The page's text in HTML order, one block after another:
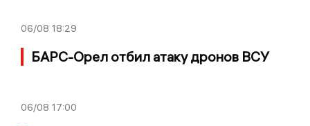
06/08 18:29
БАРС-Орел отбил атаку дронов ВСУ
06/08 17:00